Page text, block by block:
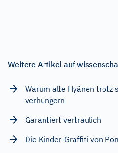
Weitere Artikel auf
Warum alte Hyänen trotz
verhungern
Garantiert vertraulich
Die Kinder-Graffiti von